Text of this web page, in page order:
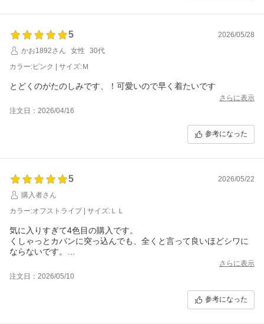
よい按配です
通勤に重宝してて
良過ぎてもう1枚追加検討中
5
2026/05/28
かお1892さん
女性
30代
カラー:ピンク | サイズ:Ｍ
とどくのがたのしみです、！可愛いので早く着たいです
さらに表示
注文日：2026/04/16
参考になった
5
2026/05/22
購入者さん
カラー:オフストライプ | サイズ:ＬＬ
気に入りすぎて4色目の購入です。
くしゃっとカバンに突っ込んでも、全くと言って良いほどシワに
ならないです。
166センチ、今まで購入していたLが売り切れだったため、今回は
LLを購入しました。
ダボっと羽織りたいので、気持ち丈が長いかなーという程度で問
さらに表示
注文日：2026/05/10
参考になった